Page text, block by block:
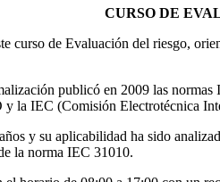
CURSO DE
curso de Evaluación del riesgo,
publicó en 2009 las
la IEC (Comisión Electrotécnica
y su aplicabilidad ha sido
la norma IEC 31010.